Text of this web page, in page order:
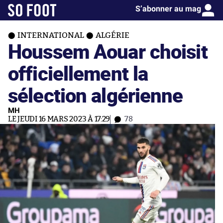
S’abonner au mag
INTERNATIONAL ALGÉRIE
Houssem Aouar choisit
officiellement la
sélection algérienne
MH
LE JEUDI 16 MARS 2023 À 17:29 78